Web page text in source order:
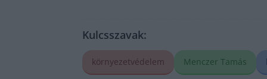
Kulcsszavak:
környezetvédelem Menczer Tamás